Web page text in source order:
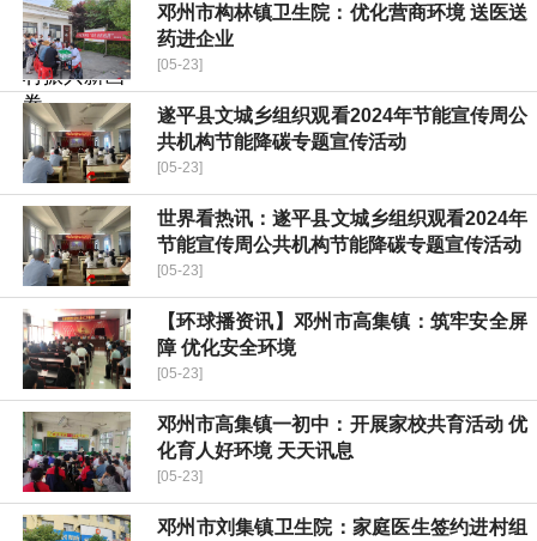
邓州市构林镇卫生院：优化营商环境 送医送
药进企业
[05-23]
遂平县文城乡组织观看2024年节能宣传周公
共机构节能降碳专题宣传活动
[05-23]
世界看热讯：遂平县文城乡组织观看2024年
节能宣传周公共机构节能降碳专题宣传活动
[05-23]
【环球播资讯】邓州市高集镇：筑牢安全屏
障 优化安全环境
[05-23]
邓州市高集镇一初中：开展家校共育活动 优
化育人好环境 天天讯息
[05-23]
邓州市刘集镇卫生院：家庭医生签约进村组